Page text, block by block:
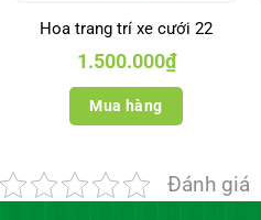
Hoa trang trí xe cưới 22
1.500.000₫
Mua hàng
Đánh giá